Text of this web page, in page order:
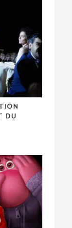
DU